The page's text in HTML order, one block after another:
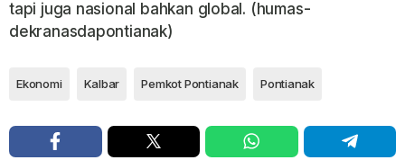
tapi juga nasional bahkan global. (humas-
dekranasdapontianak)
Ekonomi Kalbar Pemkot Pontianak Pontianak